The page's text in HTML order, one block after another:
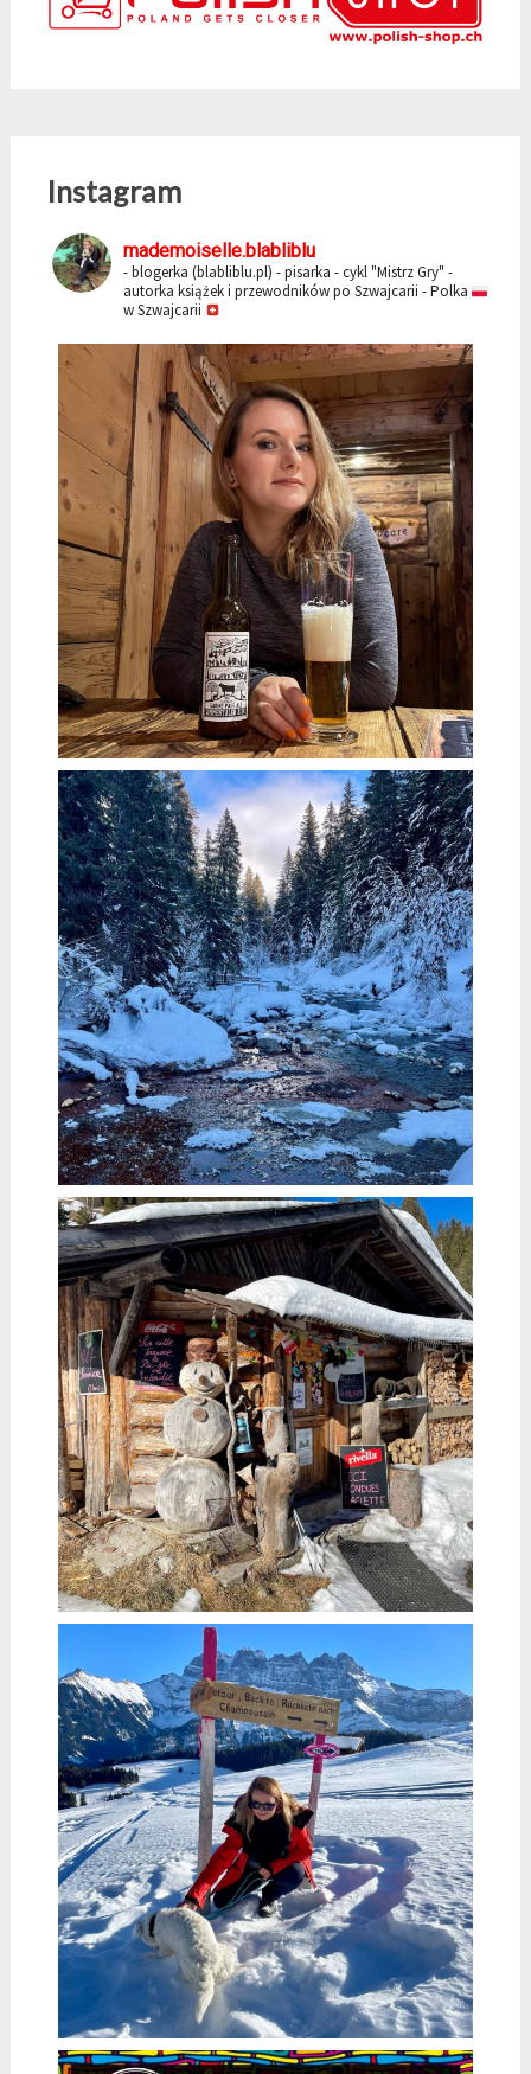
Instagram
mademoiselle.blabliblu
- blogerka (blabliblu.pl) - pisarka - cykl "Mistrz Gry" -
autorka książek i przewodników po Szwajcarii - Polka
w Szwajcarii